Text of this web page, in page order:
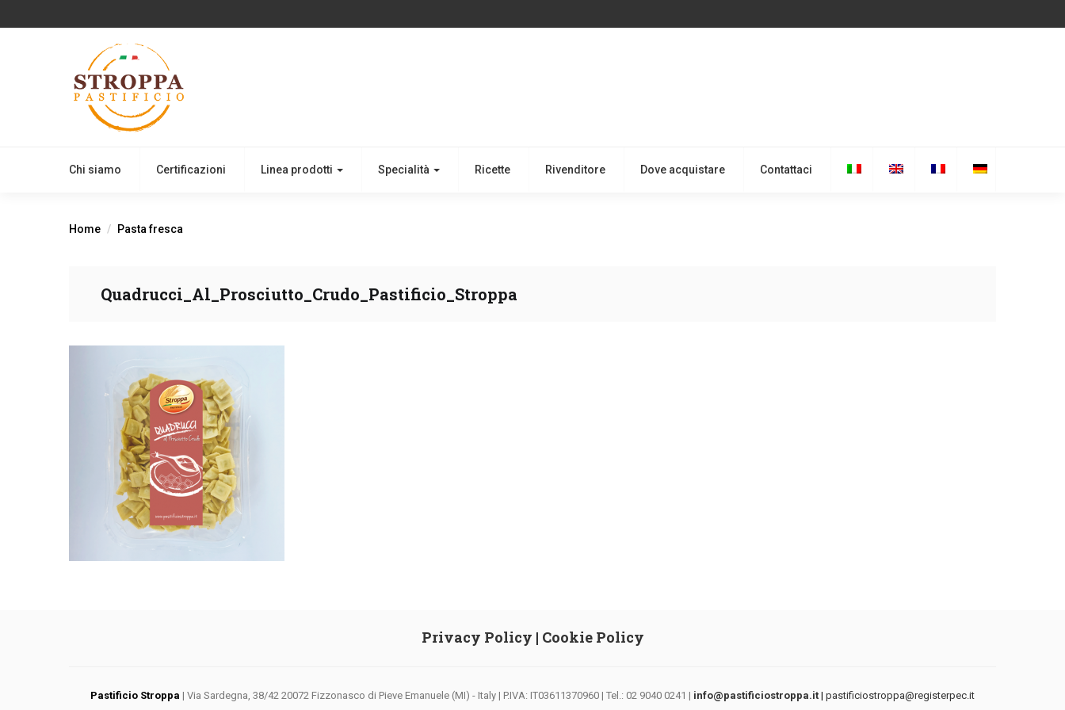
Chi siamo Certificazioni Linea prodotti Specialità Ricette Rivenditore Dove acquistare Contattaci
Home Pasta fresca
Quadrucci_Al_Prosciutto_Crudo_Pastificio_Stroppa
Privacy Policy | Cookie Policy
Pastificio Stroppa | Via Sardegna, 38/42 20072 Fizzonasco di Pieve Emanuele (MI) - Italy | P.IVA: IT03611370960 | Tel.: 02 9040 0241 | info@pastificiostroppa.it | pastificiostroppa@registerpec.it